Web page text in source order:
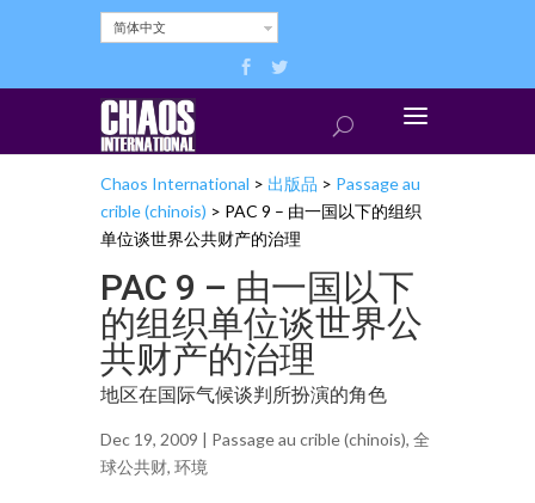
简体中文
Chaos International > 出版品 > Passage au
crible (chinois) > PAC 9 – 由一国以下的组织
单位谈世界公共财产的治理
PAC 9 – 由一国以下
的组织单位谈世界公
共财产的治理
地区在国际气候谈判所扮演的角色
Dec 19, 2009 | Passage au crible (chinois), 全
球公共财, 环境